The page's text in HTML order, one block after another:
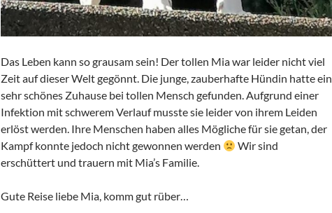
Das Leben kann so grausam sein! Der tollen Mia war leider nicht viel
Zeit auf dieser Welt gegönnt. Die junge, zauberhafte Hündin hatte ein
sehr schönes Zuhause bei tollen Mensch gefunden. Aufgrund einer
Infektion mit schwerem Verlauf musste sie leider von ihrem Leiden
erlöst werden. Ihre Menschen haben alles Mögliche für sie getan, der
Kampf konnte jedoch nicht gewonnen werden
Wir sind
erschüttert und trauern mit Mia’s Familie.
Gute Reise liebe Mia, komm gut rüber…